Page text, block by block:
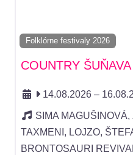
Folklórne festivaly 2026
COUNTRY
14.08.2026 –
SIMA
TAXMENI, LOJZO,
BRONTOSAURI